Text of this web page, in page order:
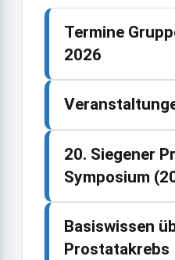
Termine
2026
20. Siegener
Symposium
Basiswissen
Prostatakrebs